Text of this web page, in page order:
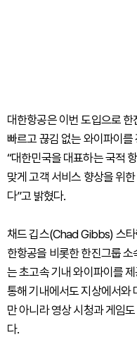
대한항공은 이번 도입으로
빠르고 끊김 없는 와이파이
“대한민국을 대표하는 국적
맞게 고객 서비스 향상을 위
다”고 밝혔다.
채드 깁스(Chad Gibbs) 스타
한항공을 비롯한 한진그룹
는 초고속 기내 와이파이를
통해 기내에서도 지상에서와
만 아니라 영상 시청과 게임
다.